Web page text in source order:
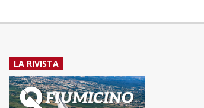
LA RIVISTA